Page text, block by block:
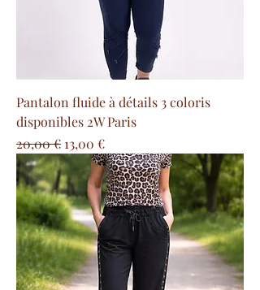
Pantalon fluide à détails 3 coloris
disponibles 2W Paris
Prezzo regolare
20,00 € Prezzo scontato
13,00 €